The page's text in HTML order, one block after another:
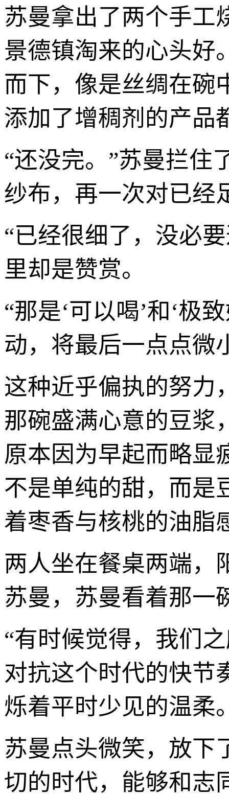
苏曼拿出了两个手工
景德镇淘来的心头好
而下，像是丝绸在碗
添加了增稠剂的产品
“还没完。”苏曼拦住
纱布，再一次对已经
“已经很细了，没必
里却是赞赏。
“那是‘可以喝’和‘极
动，将最后一点点微
这种近乎偏执的努力
那碗盛满心意的豆浆
原本因为早起而略显
不是单纯的甜，而是
着枣香与核桃的油脂
两人坐在餐桌两端，
苏曼，苏曼看着那一
“有时候觉得，我们
对抗这个时代的快节
烁着平时少见的温柔
苏曼点头微笑，放下
切的时代，能够和志